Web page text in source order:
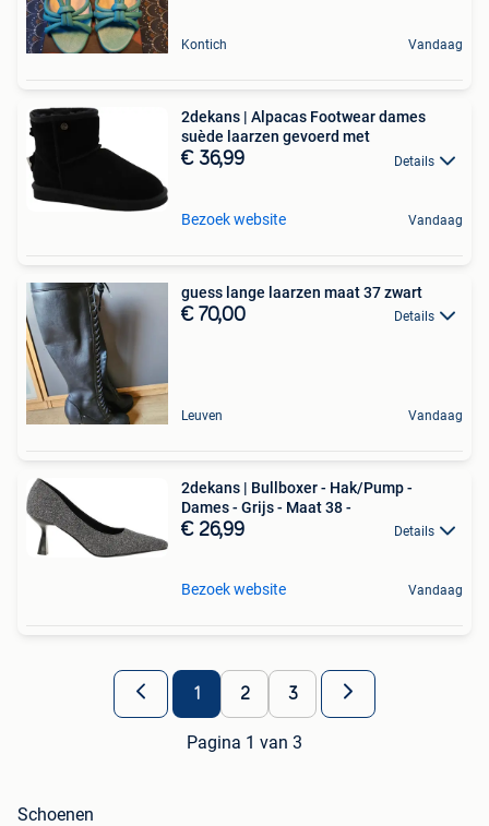
Kontich Vandaag
2dekans | Alpacas Footwear dames
suède laarzen gevoerd met
€ 36,99 Details
Bezoek website Vandaag
guess lange laarzen maat 37 zwart
€ 70,00 Details
Leuven Vandaag
2dekans | Bullboxer - Hak/Pump -
Dames - Grijs - Maat 38 -
€ 26,99 Details
Bezoek website Vandaag
1 2 3
Pagina 1 van 3
Schoenen